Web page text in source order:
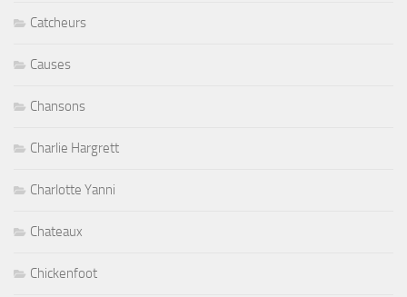
Catcheurs
Causes
Chansons
Charlie Hargrett
Charlotte Yanni
Chateaux
Chickenfoot